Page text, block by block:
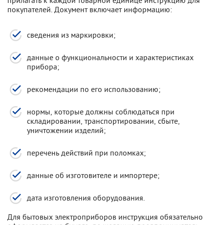
покупателей. Документ включает информацию:
сведения из маркировки;
данные о функциональности и характеристиках
прибора;
рекомендации по его использованию;
нормы, которые должны соблюдаться при
складировании, транспортировании, сбыте,
уничтожении изделий;
перечень действий при поломках;
данные об изготовителе и импортере;
дата изготовления оборудования.
Для бытовых электроприборов инструкция обязательно